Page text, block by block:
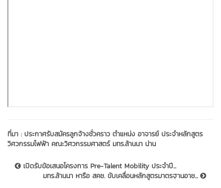
ที่มา : ประกาศรับสมัครลูกจ้างชั่วคราว ตำแหน่ง อาจารย์ ประจำหลักสูตร
วิศวกรรมไฟฟ้า คณะวิศวกรรมศาสตร์ มทร.ล้านนา น่าน
เปิดรับข้อเสนอโครงการ Pre-Talent Mobility ประจำปี...
มทร.ล้านนา หารือ สคช. ขับเคลื่อนหลักสูตรมาตรฐานอาช...